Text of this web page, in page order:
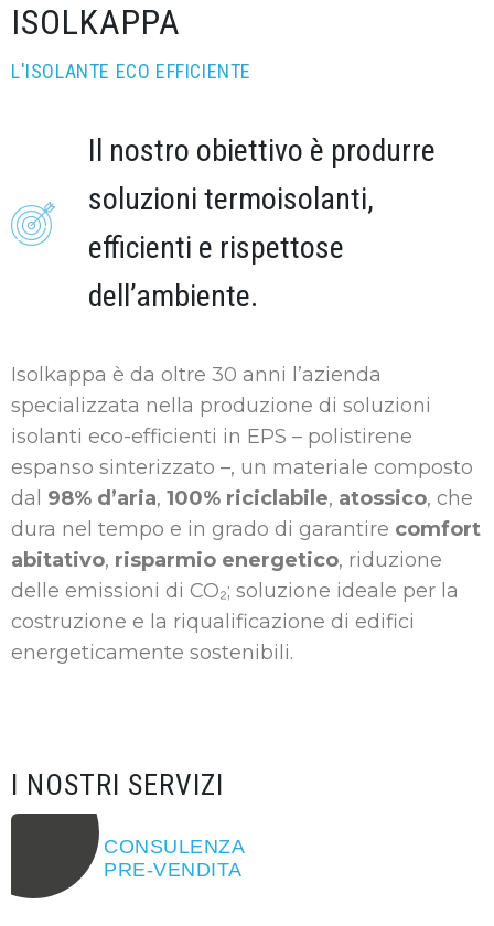
ISOLKAPPA
L'ISOLANTE ECO EFFICIENTE
Il nostro obiettivo è produrre
soluzioni termoisolanti,
efficienti e rispettose
dell’ambiente.
Isolkappa è da oltre 30 anni l’azienda
specializzata nella produzione di soluzioni
isolanti eco-efficienti in EPS – polistirene
espanso sinterizzato –, un materiale composto
dal 98% d’aria, 100% riciclabile, atossico, che
dura nel tempo e in grado di garantire comfort
abitativo, risparmio energetico, riduzione
delle emissioni di CO₂; soluzione ideale per la
costruzione e la riqualificazione di edifici
energeticamente sostenibili.
I NOSTRI SERVIZI
CONSULENZA
PRE-VENDITA